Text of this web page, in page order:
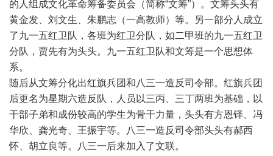
的人组成文化革命筹备委员会（简称“文筹”）。文筹头头有
黄金发、刘文生、朱鹏志（一高教师）等。另一部分人成立
了九一五红卫队，各班为红卫分队，如二甲班的九一五红卫
分队，贾先有为头头。九一五红卫队和文筹是一个思想体
系。
随后从文筹分化出红旗兵团和八三一造反司令部。红旗兵团
后更名为星期六造反队，人员以三丙、三丁两班为基础，以
干部子弟和成份较高的学生为骨干力量，头头有方恩铎、冯
华欣、龚光奇、王振宇等。八三一造反司令部头头有郝西
怀、胡立良等。八三一后来加入了文联。